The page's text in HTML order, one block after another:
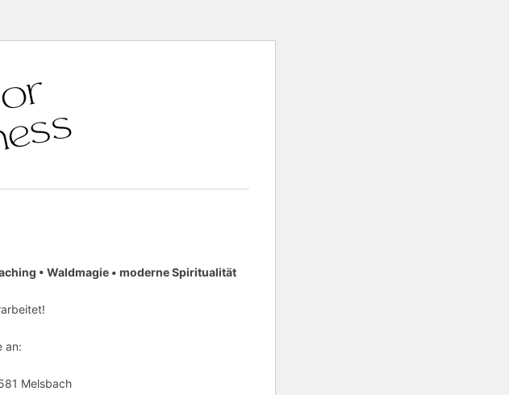
• Waldmagie • moderne Spiritualität
an:
Melsbach